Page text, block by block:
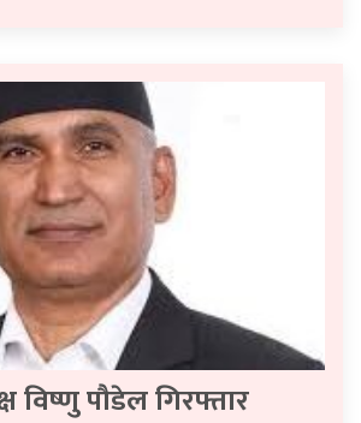
विष्णु पौडेल गिरफ्तार